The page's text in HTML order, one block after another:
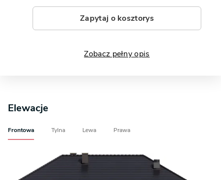
Zapytaj o kosztorys
Zobacz pełny opis
Elewacje
Frontowa Tylna Lewa Prawa